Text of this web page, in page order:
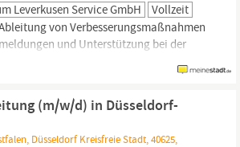
Leverkusen Service GmbH
Vollzeit
von Verbesserungsmaßnahmen
und Unterstützung bei der
Unterstützung bei der
und Prozessen abgeschlossene
Hauswirtschaft,
(m/w/d) in Düsseldorf-
Düsseldorf Kreisfreie Stadt, 40625,